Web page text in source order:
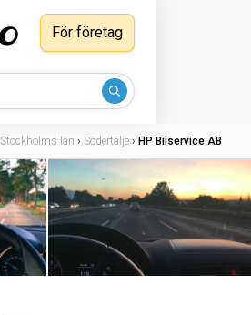
För företag
Stockholms län › Södertälje › HP Bilservice AB